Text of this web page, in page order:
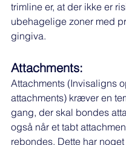
trimline er, at der ikke er
ubehagelige zoner med
gingiva.
Attachments:
Attachments (Invisaligns
attachments) kræver en
gang, der skal bondes
også når et tabt
rebondes. Dette har